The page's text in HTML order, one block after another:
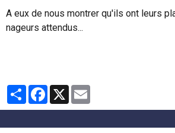
A eux de nous montrer qu'ils ont leurs
nageurs attendus...
PartagerFacebook
X